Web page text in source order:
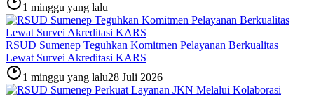
1 minggu yang lalu
RSUD Sumenep Teguhkan Komitmen Pelayanan Berkualitas
Lewat Survei Akreditasi KARS
1 minggu yang lalu28 Juli 2026